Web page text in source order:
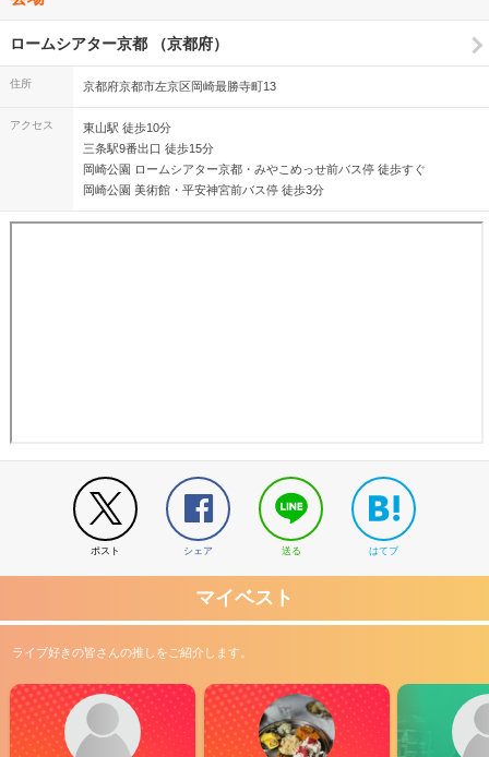
てもリラックスしていたマッキーでした！ 伸びやかな美しい高音も
健在。 ジャズ調の曲もあり、音楽をしっかり楽しませてもらいまし
た。 感動して泣かされたり、笑わされたり、あっというまの２時間
強でした。 高校生カップルや子供さんを連れたファミリーなど若い
世代も目立った公演でした。
ロームシアター京都 （京都府）
住所 京都府京都市左京区岡崎最勝寺町13
アクセス
東山駅 徒歩10分
三条駅9番出口 徒歩15分
岡崎公園 ロームシアター京都・みやこめっせ前バス停 徒歩すぐ
岡崎公園 美術館・平安神宮前バス停 徒歩3分
ポスト シェア 送る はてブ
マイベスト
ライブ好きの皆さんの推しをご紹介します。